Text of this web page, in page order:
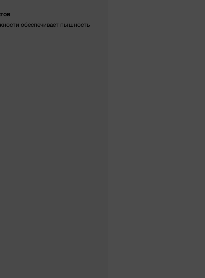
обеспечивает пышность